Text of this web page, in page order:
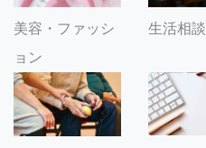
美容・ファッシ
ョン
生活相談